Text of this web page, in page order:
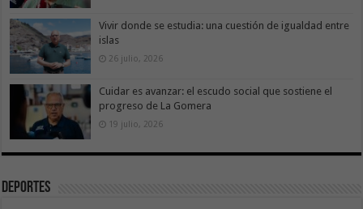
Vivir donde se estudia: una cuestión de igualdad entre
islas
26 julio, 2026
Cuidar es avanzar: el escudo social que sostiene el
progreso de La Gomera
19 julio, 2026
Deportes